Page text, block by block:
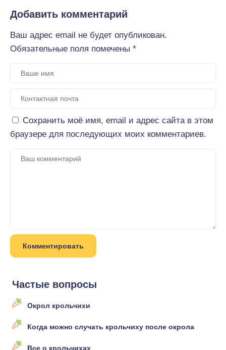
Добавить комментарий
Ваш адрес email не будет опубликован.
Обязательные поля помечены *
Сохранить моё имя, email и адрес сайта в этом
браузере для последующих моих комментариев.
Частые вопросы
Окрол крольчихи
Когда можно случать крольчиху после окрола
Все о крольчихах